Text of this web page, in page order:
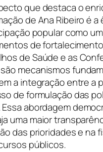
que destaca o
de Ana Ribeiro é a
popular como
de fortalecimento
de Saúde e as
mecanismos
a integração entre a
de formulação das
abordagem
uma maior
das prioridades e na
públicos.